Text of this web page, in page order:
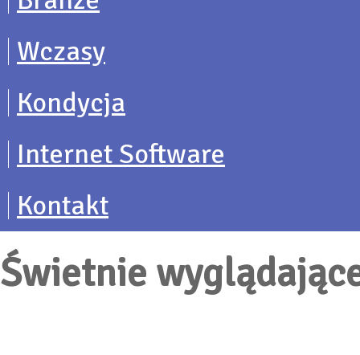
Wczasy
Kondycja
Internet Software
Kontakt
Świetnie